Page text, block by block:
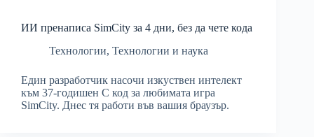
ИИ пренаписа SimCity за 4 дни, без да чете кода
Технологии, Технологии и наука
Един разработчик насочи изкуствен интелект
към 37-годишен C код за любимата игра
SimCity. Днес тя работи във вашия браузър.